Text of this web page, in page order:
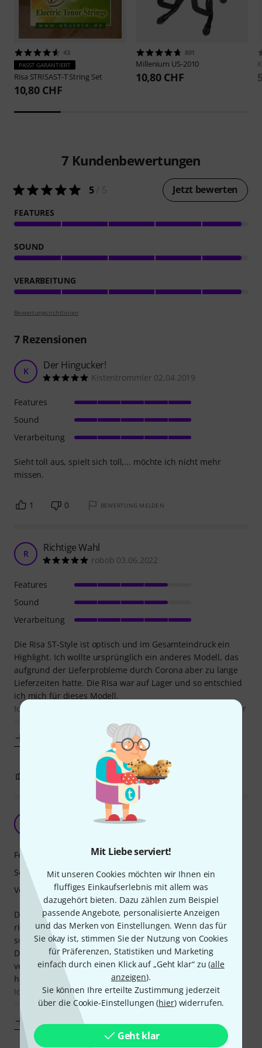
Mit Liebe serviert!
Mit unseren Cookies möchten wir Ihnen ein
fluffiges Einkaufserlebnis mit allem was
dazugehört bieten. Dazu zählen zum Beispiel
passende Angebote, personalisierte Anzeigen
und das Merken von Einstellungen. Wenn das für
Sie okay ist, stimmen Sie der Nutzung von Cookies
für Präferenzen, Statistiken und Marketing
einfach durch einen Klick auf „Geht klar“ zu (alle
anzeigen).
Sie können Ihre erteilte Zustimmung jederzeit
über die Cookie-Einstellungen (hier) widerrufen.
Geht klar
43
PASST GARANTIERT
Risa STRISAST-T String Set
10,80 CHF
801
Millenium US-2010
10,80 CHF
7 Kundenbewertungen
5/ 5 Jetzt bewerten
FEATURES
SOUND
VERARBEITUNG
Bewertungsrichtlinien
7Rezensionen
K Der Hingucker!
Kistentrommler 02.04.2019
Sieht toll aus, spielt sich toll,... möchte ich nicht mehr
missen.
Features
Sound
Verarbeitung
1 0 BEWERTUNG MELDEN
R Richtige Wahl
robob 03.06.2022
Die Risa ST-Style ist optisch und im Gesamteindruck ein
Highlight. Ich wollte ursprünglich ein anderes Modell, das
aufgrund der Lieferprobleme durch Corona aber zu lange
Lieferzeiten hatte. Die Risa war auf Lager und so entschied
ich mich für dieses Modell.
Ich muss sagen, ich habe das nicht bereut. Qualität und vor
allem die Verarbeitung und das Design sind
Features
Sound
Verarbeitung
BEWERTUNG MELDEN
Super E-Ukulele
Die Auswahl an akustischen Ukulelen ist mittlerweile ja
riesengroß. Aber ein gute E-Ukulele zu finden ist gar nicht
so einfach.
Die Risa gefällt mir wirklich hervorragend. Sie ist toll
verarbeitet und macht einen wirklich schönen Sound. Sie
hat einen entsprechenden Preis ist aber jeden Cent Wert.
Ich kann das Instrument jedem weiterempfehlen. Das
einzige dessen
Mehr anzeigen
Features
Sound
Verarbeitung